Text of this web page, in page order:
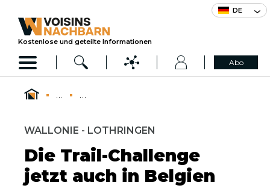
DE
Kostenlose und geteilte Informationen
Abo
... ...
WALLONIE - LOTHRINGEN
Die Trail-Challenge
jetzt auch in Belgien